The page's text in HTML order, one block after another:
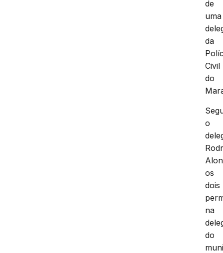
de
uma
da
Civil
do
o
os
dois
na
do